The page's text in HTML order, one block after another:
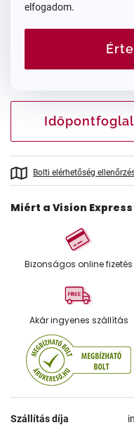
elfogadom.
Bolti elérhetőség
Miért a Vision Express
Bizonságos online fizetés
Akár ingyenes szállítás
Szállítás díja